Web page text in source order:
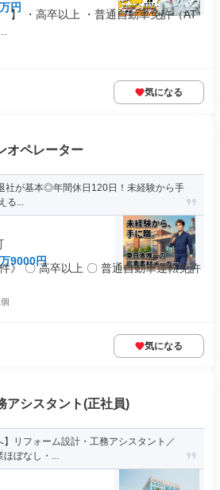
円
・高卒以上 ・普通自動車免許（AT
気になる
オペレーター
社が基本◎年間休日120日！未経験から手
る...
9000円
》 〇 高卒以上 〇 普通自動車運転免許
気になる
アシスタント(正社員)
】リフォーム設計・工務アシスタント／
ほぼなし・...